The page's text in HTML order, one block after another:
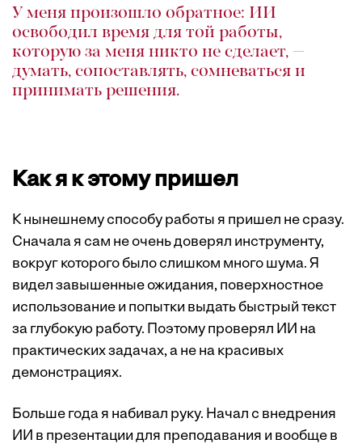
У меня произошло обратное: ИИ
освободил время для той работы,
которую за меня никто не сделает, —
думать, сопоставлять, сомневаться и
принимать решения.
Как я к этому пришел
К нынешнему способу работы я пришел не сразу.
Сначала я сам не очень доверял инструменту,
вокруг которого было слишком много шума. Я
видел завышенные ожидания, поверхностное
использование и попытки выдать быстрый текст
за глубокую работу. Поэтому проверял ИИ на
практических задачах, а не на красивых
демонстрациях.
Больше года я набивал руку. Начал с внедрения
ИИ в презентации для преподавания и вообще в